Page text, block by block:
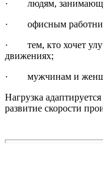
· людям,
· офисным
· тем, кто хочет
движениях;
· мужчинам и
Нагрузка
развитие скорости